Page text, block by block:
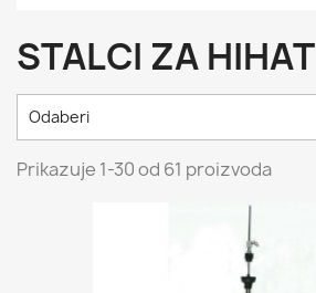
STALCI ZA HIHAT
Odaberi
Prikazuje 1-30 od 61 proizvoda